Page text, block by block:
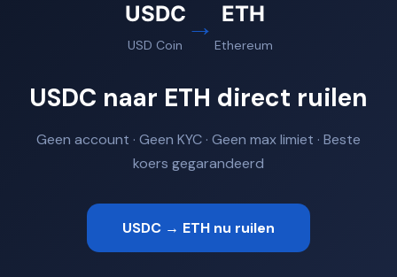
USDC
USD Coin
→ ETH
Ethereum
USDC naar ETH direct ruilen
Geen account · Geen KYC · Geen max limiet · Beste
koers gegarandeerd
USDC → ETH nu ruilen